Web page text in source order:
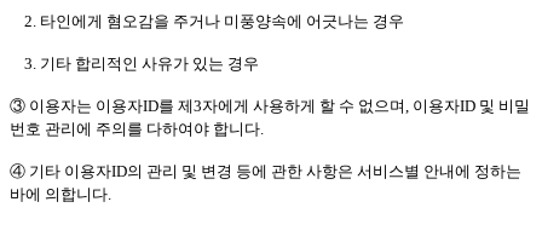
2. 타인에게 혐오감을 주거나 미풍양속에 어긋나는 경우
3. 기타 합리적인 사유가 있는 경우
③ 이용자는 이용자ID를 제3자에게 사용하게 할 수 없으며, 이용자ID 및 비밀
번호 관리에 주의를 다하여야 합니다.
④ 기타 이용자ID의 관리 및 변경 등에 관한 사항은 서비스별 안내에 정하는
바에 의합니다.